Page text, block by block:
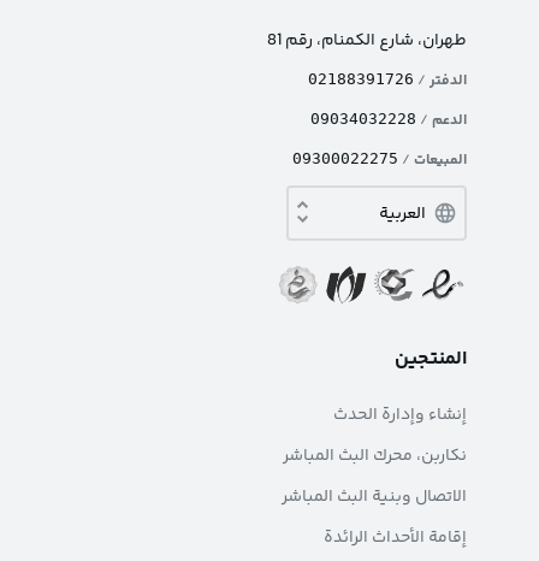
طهران، شارع الکمنام، رقم 81
الدفتر /
02188391726
الدعم /
09034032228
المبيعات /
09300022275
المنتجين
إنشاء وإدارة الحدث
نکاربن، محرك البث المباشر
الاتصال وبنية البث المباشر
إقامة الأحداث الرائدة